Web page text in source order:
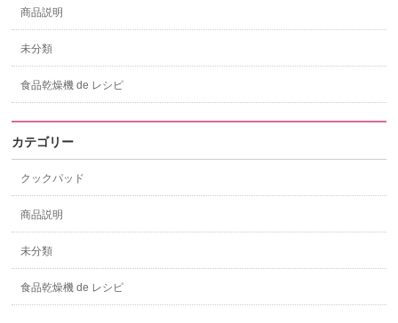
商品説明
未分類
食品乾燥機 de レシピ
カテゴリー
クックパッド
商品説明
未分類
食品乾燥機 de レシピ